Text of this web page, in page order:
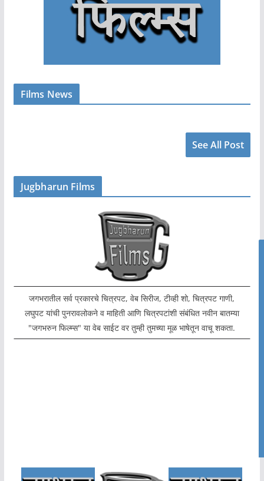
Films News
See All Post
Jugbharun Films
जगभरातील सर्व प्रकारचे चित्रपट, वेब सिरीज, टीव्ही शो, चित्रपट गाणी,
लघुपट यांची पुनरावलोकने व माहिती आणि चित्रपटांशी संबंधित नवीन बातम्या
"जगभरुन फिल्म्स" या वेब साईट वर तुम्ही तुमच्या मूळ भाषेतून वाचू शकता.